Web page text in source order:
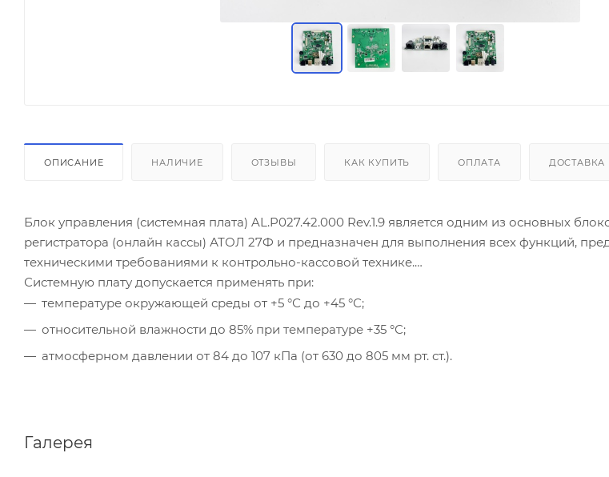
ОПИСАНИЕ НАЛИЧИЕ ОТЗЫВЫ КАК КУПИТЬ ОПЛАТА ДОСТАВКА
Блок управления (системная плата) AL.P027.42.000 Rev.1.9 является одним из основных
регистратора (онлайн кассы) АТОЛ 27Ф и предназначен для выполнения всех функций,
техническими требованиями к контрольно-кассовой технике.
Системную плату допускается применять при:
температуре окружающей среды от +5 °С до +45 °С;
относительной влажности до 85% при температуре +35 °С;
атмосферном давлении от 84 до 107 кПа (от 630 до 805 мм рт. ст.).
Галерея